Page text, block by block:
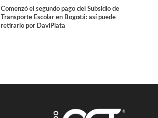
Comenzó el segundo pago del Subsidio de
Transporte Escolar en Bogotá: así puede
retirarlo por DaviPlata